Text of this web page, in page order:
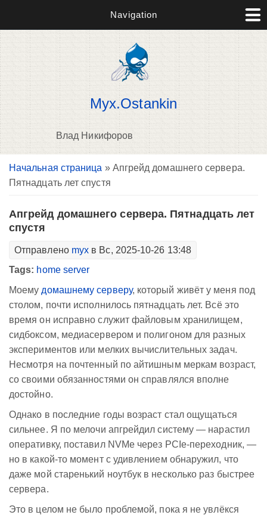
Navigation
Myx.Ostankin
Влад Никифоров
Вы здесь
Начальная страница » Апгрейд домашнего сервера.
Пятнадцать лет спустя
Апгрейд домашнего сервера. Пятнадцать лет
спустя
Отправлено myx в Вс, 2025-10-26 13:48
Tags: home server
Моему домашнему серверу, который живёт у меня под
столом, почти исполнилось пятнадцать лет. Всё это
время он исправно служит файловым хранилищем,
сидбоксом, медиасервером и полигоном для разных
экспериментов или мелких вычислительных задач.
Несмотря на почтенный по айтишным меркам возраст,
со своими обязанностями он справлялся вполне
достойно.
Однако в последние годы возраст стал ощущаться
сильнее. Я по мелочи апгрейдил систему — нарастил
оперативку, поставил NVMe через PCIe-переходник, —
но в какой-то момент с удивлением обнаружил, что
даже мой старенький ноутбук в несколько раз быстрее
сервера.
Это в целом не было проблемой, пока я не увлёкся